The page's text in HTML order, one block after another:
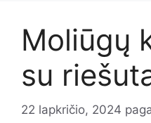
Moliūgų
su
22 lapkričio, 2024